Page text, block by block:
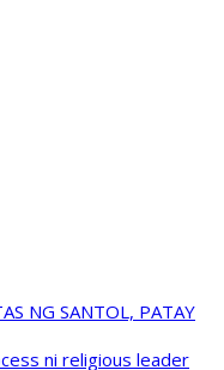
NG SANTOL, PATAY
ni religious leader